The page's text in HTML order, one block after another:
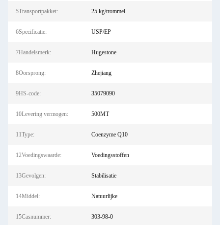
5Transportpakket: 25 kg/trommel
6Specificatie: USP/EP
7Handelsmerk: Hugestone
8Oorsprong: Zhejiang
9HS-code: 35079090
10Levering vermogen: 500MT
11Type: Coenzyme Q10
12Voedingswaarde: Voedingsstoffen
13Gevolgen: Stabilisatie
14Middel: Natuurlijke
15Casnummer: 303-98-0